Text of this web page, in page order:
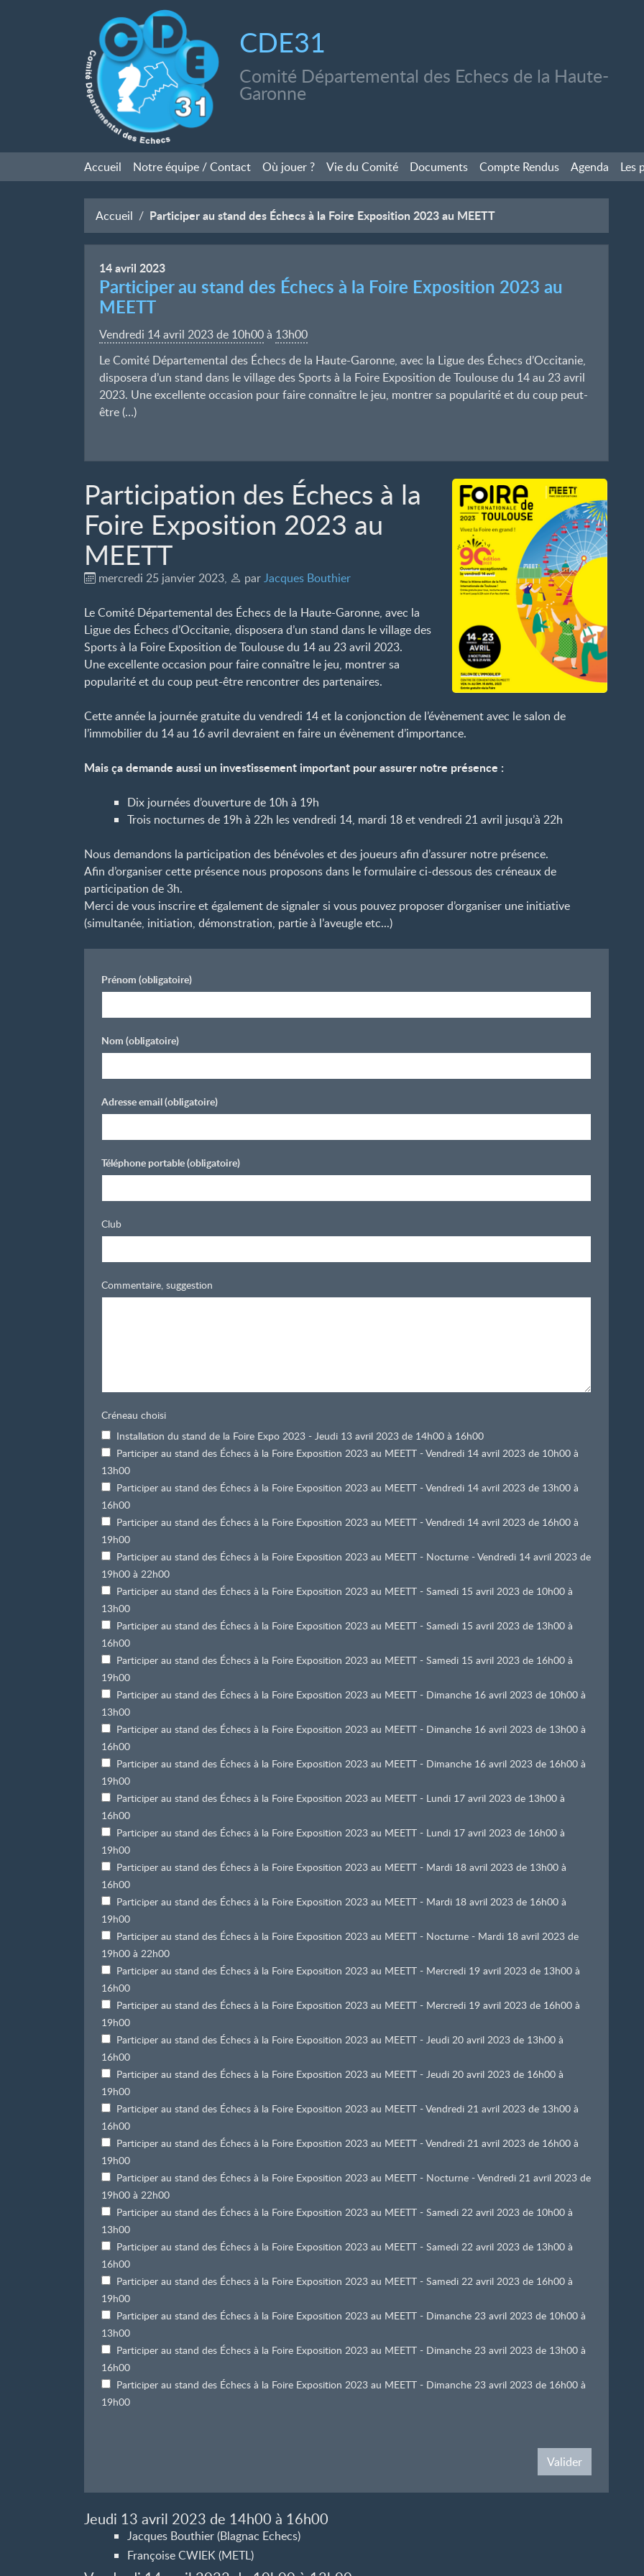
CDE31
Comité Départemental des Echecs de la Haute-
Garonne
Accueil Notre équipe / Contact Où jouer ? Vie du Comité Documents Compte Rendus Agenda Les
Accueil Participer au stand des Échecs à la Foire Exposition 2023 au MEETT
14avril 2023
Participer au stand des Échecs à la Foire Exposition 2023 au
MEETT
Vendredi 14 avril 2023 de 10h00à 13h00
Le Comité Départemental des Échecs de la Haute-Garonne, avec la Ligue des Échecs d’Occitanie,
disposera d’un stand dans le village des Sports à la Foire Exposition de Toulouse du 14 au 23 avril
2023. Une excellente occasion pour faire connaître le jeu, montrer sa popularité et du coup peut-
être (…)
Participation des Échecs à la
Foire Exposition 2023 au
MEETT
mercredi 25 janvier 2023, parJacques Bouthier
Le Comité Départemental des Échecs de la Haute-Garonne, avec la
Ligue des Échecs d’Occitanie, disposera d’un stand dans le village des
Sports à la Foire Exposition de Toulouse du 14 au 23 avril 2023.
Une excellente occasion pour faire connaître le jeu, montrer sa
popularité et du coup peut-être rencontrer des partenaires.
Cette année la journée gratuite du vendredi 14 et la conjonction de l’évènement avec le salon de
l’immobilier du 14 au 16 avril devraient en faire un évènement d’importance.
Mais ça demande aussi un investissement important pour assurer notre présence :
Dix journées d’ouverture de 10h à 19h
Trois nocturnes de 19h à 22h les vendredi 14, mardi 18 et vendredi 21 avril jusqu’à 22h
Nous demandons la participation des bénévoles et des joueurs afin d’assurer notre présence.
Afin d’organiser cette présence nous proposons dans le formulaire ci-dessous des créneaux de
participation de 3h.
Merci de vous inscrire et également de signaler si vous pouvez proposer d’organiser une initiative
(simultanée, initiation, démonstration, partie à l’aveugle etc...)
Prénom (obligatoire)
Nom (obligatoire)
Adresse email(obligatoire)
Téléphone portable(obligatoire)
Club
Commentaire, suggestion
Créneau choisi
Installation du stand de la Foire Expo 2023 - Jeudi 13 avril 2023 de 14h00 à 16h00
Participer au stand des Échecs à la Foire Exposition 2023 au MEETT - Vendredi 14 avril 2023 de 10h00 à
13h00
Participer au stand des Échecs à la Foire Exposition 2023 au MEETT - Vendredi 14 avril 2023 de 13h00 à
16h00
Participer au stand des Échecs à la Foire Exposition 2023 au MEETT - Vendredi 14 avril 2023 de 16h00 à
19h00
Participer au stand des Échecs à la Foire Exposition 2023 au MEETT - Nocturne - Vendredi 14 avril 2023 de
19h00 à 22h00
Participer au stand des Échecs à la Foire Exposition 2023 au MEETT - Samedi 15 avril 2023 de 10h00 à
13h00
Participer au stand des Échecs à la Foire Exposition 2023 au MEETT - Samedi 15 avril 2023 de 13h00 à
16h00
Participer au stand des Échecs à la Foire Exposition 2023 au MEETT - Samedi 15 avril 2023 de 16h00 à
19h00
Participer au stand des Échecs à la Foire Exposition 2023 au MEETT - Dimanche 16 avril 2023 de 10h00 à
13h00
Participer au stand des Échecs à la Foire Exposition 2023 au MEETT - Dimanche 16 avril 2023 de 13h00 à
16h00
Participer au stand des Échecs à la Foire Exposition 2023 au MEETT - Dimanche 16 avril 2023 de 16h00 à
19h00
Participer au stand des Échecs à la Foire Exposition 2023 au MEETT - Lundi 17 avril 2023 de 13h00 à
16h00
Participer au stand des Échecs à la Foire Exposition 2023 au MEETT - Lundi 17 avril 2023 de 16h00 à
19h00
Participer au stand des Échecs à la Foire Exposition 2023 au MEETT - Mardi 18 avril 2023 de 13h00 à
16h00
Participer au stand des Échecs à la Foire Exposition 2023 au MEETT - Mardi 18 avril 2023 de 16h00 à
19h00
Participer au stand des Échecs à la Foire Exposition 2023 au MEETT - Nocturne - Mardi 18 avril 2023 de
19h00 à 22h00
Participer au stand des Échecs à la Foire Exposition 2023 au MEETT - Mercredi 19 avril 2023 de 13h00 à
16h00
Participer au stand des Échecs à la Foire Exposition 2023 au MEETT - Mercredi 19 avril 2023 de 16h00 à
19h00
Participer au stand des Échecs à la Foire Exposition 2023 au MEETT - Jeudi 20 avril 2023 de 13h00 à
16h00
Participer au stand des Échecs à la Foire Exposition 2023 au MEETT - Jeudi 20 avril 2023 de 16h00 à
19h00
Participer au stand des Échecs à la Foire Exposition 2023 au MEETT - Vendredi 21 avril 2023 de 13h00 à
16h00
Participer au stand des Échecs à la Foire Exposition 2023 au MEETT - Vendredi 21 avril 2023 de 16h00 à
19h00
Participer au stand des Échecs à la Foire Exposition 2023 au MEETT - Nocturne - Vendredi 21 avril 2023 de
19h00 à 22h00
Participer au stand des Échecs à la Foire Exposition 2023 au MEETT - Samedi 22 avril 2023 de 10h00 à
13h00
Participer au stand des Échecs à la Foire Exposition 2023 au MEETT - Samedi 22 avril 2023 de 13h00 à
16h00
Participer au stand des Échecs à la Foire Exposition 2023 au MEETT - Samedi 22 avril 2023 de 16h00 à
19h00
Participer au stand des Échecs à la Foire Exposition 2023 au MEETT - Dimanche 23 avril 2023 de 10h00 à
13h00
Participer au stand des Échecs à la Foire Exposition 2023 au MEETT - Dimanche 23 avril 2023 de 13h00 à
16h00
Participer au stand des Échecs à la Foire Exposition 2023 au MEETT - Dimanche 23 avril 2023 de 16h00 à
19h00
Valider
Jeudi 13 avril 2023 de 14h00 à 16h00
Jacques Bouthier (Blagnac Echecs)
Françoise CWIEK (METL)